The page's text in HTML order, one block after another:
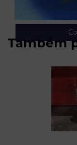
Também